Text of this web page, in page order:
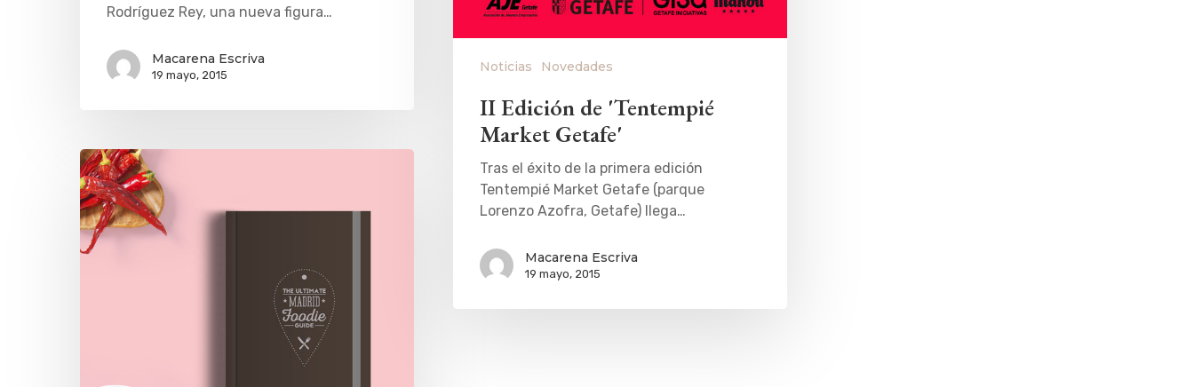
Noticias Novedades
II Edición de 'Tentempié
Market Getafe'
Tras el éxito de la primera edición
Tentempié Market Getafe (parque
Lorenzo Azofra, Getafe) llega…
Macarena Escriva
19 mayo, 2015
Rodríguez Rey, una nueva figura…
Macarena Escriva
19 mayo, 2015